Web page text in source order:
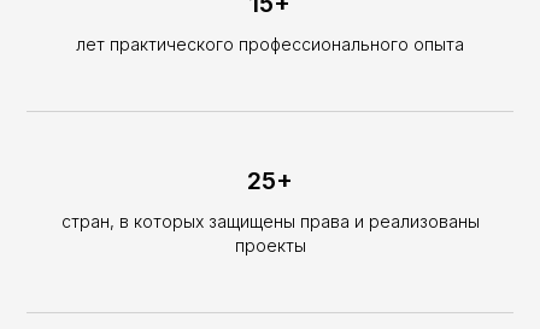
лет практического профессионального опыта
25+
стран, в которых защищены права и реализованы
проекты